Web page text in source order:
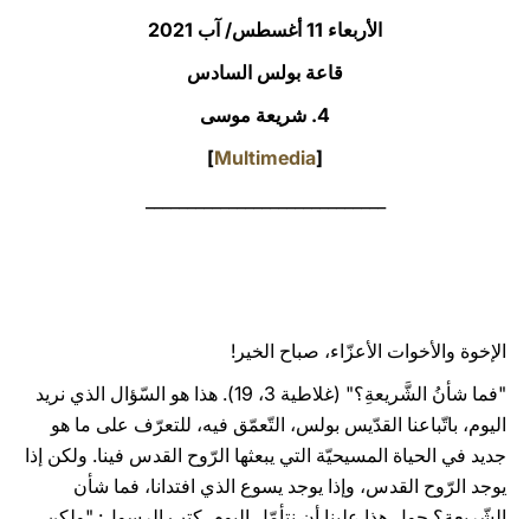
الأربعاء 11 أغسطس/ آب 2021‏
قاعة بولس السادس
4. شريعة موسى
[
Multimedia
]
الإخوة والأخوات الأعزّاء، صباح الخير!
"فما شأنُ الشَّريعةِ؟" (غلاطية 3، 19). هذا هو السّؤال الذي نريد
اليوم، باتّباعنا القدّيس بولس، التّعمّق فيه، للتعرّف على ما هو
جديد في الحياة المسيحيّة التي يبعثها الرّوح القدس فينا. ولكن إذا
يوجد الرّوح القدس، وإذا يوجد يسوع الذي افتدانا، فما شأن